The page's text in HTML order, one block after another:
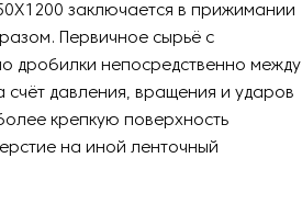
заключается в прижимании
Первичное сырьё с
дробилки непосредственно между
давления, вращения и ударов
крепкую поверхность
на иной ленточный